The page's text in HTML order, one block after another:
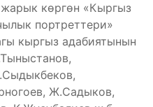
көргөн «Кыргыз
портреттери»
кыргыз адабиятынын
Ж.Садыков,